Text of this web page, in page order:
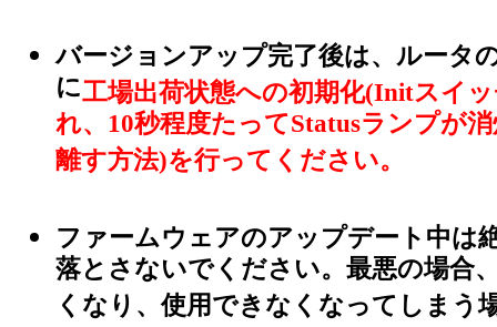
バージョンアップ完了後は、ルータ
に工場出荷状態への初期化(Initスイ
れ、10秒程度たってStatusランプが
離す方法)を行ってください。
ファームウェアのアップデート中は
落とさないでください。最悪の場合
くなり、使用できなくなってしまう